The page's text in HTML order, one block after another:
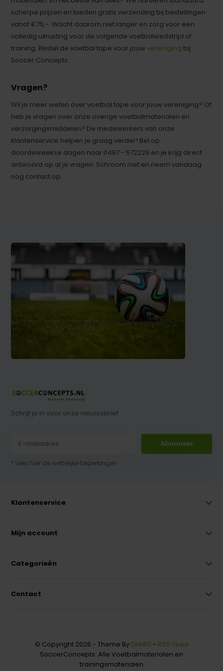
scherpe prijzen en bieden gratis verzending bij bestellingen
vanaf €75,-. Wacht daarom niet langer en zorg voor een
volledig uitrusting voor de volgende voetbalwedstrijd of
training. Bestel de voetbal tape voor jouwvereniging bij
Soccer Concepts.
Vragen?
Wil je meer weten over voetbal tape voor jouw vereniging? Of
heb je vragen over onze overige voetbalmaterialen en
verzorgingsmiddelen? De medewerkers van onze
klantenservice helpen je graag verder! Bel op
doordeweekse dagen naar 0487 - 572229 en je krijg direct
antwoord op al je vragen. Schroom niet en neem vandaag
nog contact op.
Schrijf je in voor onze nieuwsbrief
Abonneer
* Lees hier de wettelijke beperkingen
Klantenservice
Mijn account
Categorieën
Contact
© Copyright 2026 - Theme By DMWS - RSS-feed
SoccerConcepts: Alle Voetbalmaterialen en
trainingsmaterialen